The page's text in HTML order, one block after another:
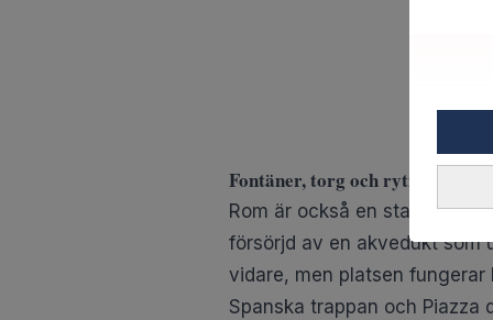
Fontäner, torg och rytmen i Rom
Rom är också en stad som
försörjd av en akvedukt som
vidare, men platsen
Spanska trappan och